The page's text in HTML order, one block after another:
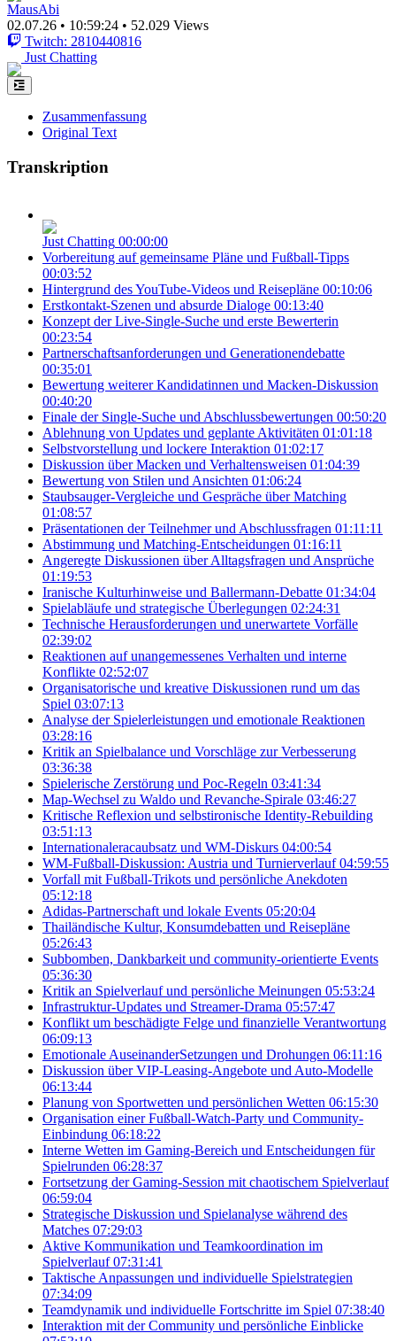
MausAbi
02.07.26 • 10:59:24 • 52.029 Views
Twitch: 2810440816
Just Chatting
Zusammenfassung
Original Text
Transkription
Just Chatting 00:00:00
Vorbereitung auf gemeinsame Pläne und Fußball-Tipps
00:03:52
Hintergrund des YouTube-Videos und Reisepläne 00:10:06
Erstkontakt-Szenen und absurde Dialoge 00:13:40
Konzept der Live-Single-Suche und erste Bewerterin
00:23:54
Partnerschaftsanforderungen und Generationendebatte
00:35:01
Bewertung weiterer Kandidatinnen und Macken-Diskussion
00:40:20
Finale der Single-Suche und Abschlussbewertungen 00:50:20
Ablehnung von Updates und geplante Aktivitäten 01:01:18
Selbstvorstellung und lockere Interaktion 01:02:17
Diskussion über Macken und Verhaltensweisen 01:04:39
Bewertung von Stilen und Ansichten 01:06:24
Staubsauger-Vergleiche und Gespräche über Matching
01:08:57
Präsentationen der Teilnehmer und Abschlussfragen 01:11:11
Abstimmung und Matching-Entscheidungen 01:16:11
Angeregte Diskussionen über Alltagsfragen und Ansprüche
01:19:53
Iranische Kulturhinweise und Ballermann-Debatte 01:34:04
Spielabläufe und strategische Überlegungen 02:24:31
Technische Herausforderungen und unerwartete Vorfälle
02:39:02
Reaktionen auf unangemessenes Verhalten und interne
Konflikte 02:52:07
Organisatorische und kreative Diskussionen rund um das
Spiel 03:07:13
Analyse der Spielerleistungen und emotionale Reaktionen
03:28:16
Kritik an Spielbalance und Vorschläge zur Verbesserung
03:36:38
Spielerische Zerstörung und Poc-Regeln 03:41:34
Map-Wechsel zu Waldo und Revanche-Spirale 03:46:27
Kritische Reflexion und selbstironische Identity-Rebuilding
03:51:13
Internationaleracaubsatz und WM-Diskurs 04:00:54
WM-Fußball-Diskussion: Austria und Turnierverlauf 04:59:55
Vorfall mit Fußball-Trikots und persönliche Anekdoten
05:12:18
Adidas-Partnerschaft und lokale Events 05:20:04
Thailändische Kultur, Konsumdebatten und Reisepläne
05:26:43
Subbomben, Dankbarkeit und community-orientierte Events
05:36:30
Kritik an Spielverlauf und persönliche Meinungen 05:53:24
Infrastruktur-Updates und Streamer-Drama 05:57:47
Konflikt um beschädigte Felge und finanzielle Verantwortung
06:09:13
Emotionale AuseinanderSetzungen und Drohungen 06:11:16
Diskussion über VIP-Leasing-Angebote und Auto-Modelle
06:13:44
Planung von Sportwetten und persönlichen Wetten 06:15:30
Organisation einer Fußball-Watch-Party und Community-
Einbindung 06:18:22
Interne Wetten im Gaming-Bereich und Entscheidungen für
Spielrunden 06:28:37
Fortsetzung der Gaming-Session mit chaotischem Spielverlauf
06:59:04
Strategische Diskussion und Spielanalyse während des
Matches 07:29:03
Aktive Kommunikation und Teamkoordination im
Spielverlauf 07:31:41
Taktische Anpassungen und individuelle Spielstrategien
07:34:09
Teamdynamik und individuelle Fortschritte im Spiel 07:38:40
Interaktion mit der Community und persönliche Einblicke